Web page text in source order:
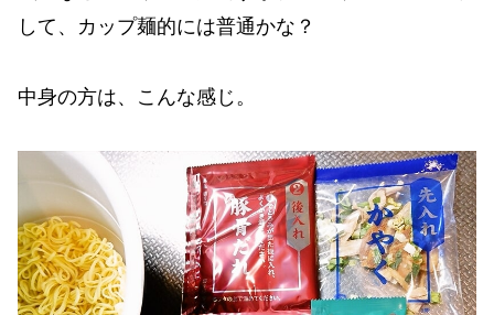
して、カップ麺的には普通かな？
中身の方は、こんな感じ。